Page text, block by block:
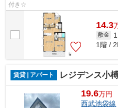
付き☆
14.3
敷金
1階 /
賃貸 | アパート レジデンス小
19.6万円
西武池袋線